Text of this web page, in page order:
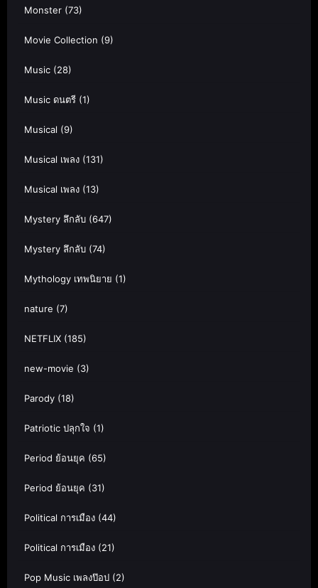
Monster (73)
Movie Collection (9)
Music (28)
Music ดนตรี (1)
Musical (9)
Musical เพลง (131)
Musical เพลง (13)
Mystery ลึกลับ (647)
Mystery ลึกลับ (74)
Mythology เทพนิยาย (1)
nature (7)
NETFLIX (185)
new-movie (3)
Parody (18)
Patriotic ปลุกใจ (1)
Period ย้อนยุค (65)
Period ย้อนยุค (31)
Political การเมือง (44)
Political การเมือง (21)
Pop Music เพลงป๊อป (2)